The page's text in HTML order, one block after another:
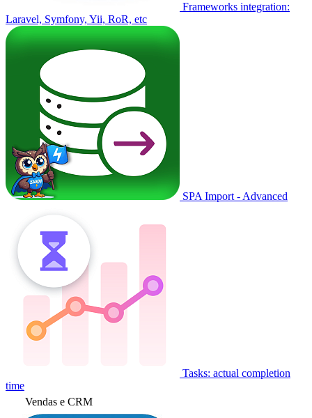
Frameworks integration:
Laravel, Symfony, Yii, RoR, etc
SPA Import - Advanced
Tasks: actual completion
time
Vendas e CRM